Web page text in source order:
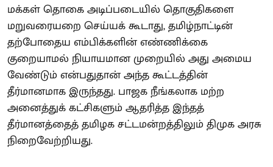
மக்கள் தொகை அடிப்படையில் தொகுதிகளை
மறுவரையறை செய்யக் கூடாது, தமிழ்நாட்டின்
தற்போதைய எம்பிக்களின் எண்ணிக்கை
குறையாமல் நியாயமான முறையில் அது அமைய
வேண்டும் என்பதுதான் அந்த கூட்டத்தின்
தீர்மானமாக இருந்தது. பாஜக நீங்கலாக மற்ற
அனைத்துக் கட்சிகளும் ஆதரித்த இந்தத்
தீர்மானத்தைத் தமிழக சட்டமன்றத்திலும் திமுக அரசு
நிறைவேற்றியது.